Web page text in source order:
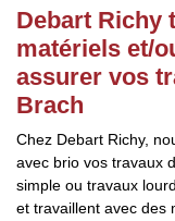
Debart Richy
matériels et/
assurer vos
Brach
Chez Debart Richy,
avec brio vos travaux
simple ou travaux
et travaillent avec des